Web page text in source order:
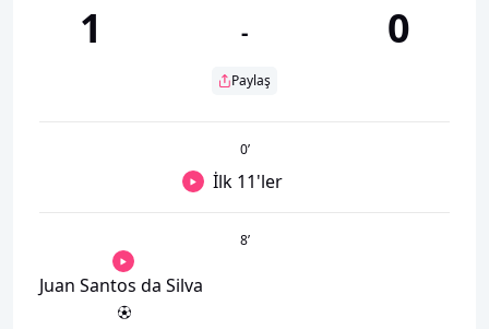
1 -
Paylaş
0
0’
İlk 11'ler
8’
Juan Santos da Silva